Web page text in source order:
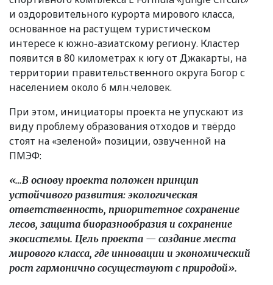
и оздоровительного курорта мирового класса,
основанное на растущем туристическом
интересе к южно-азиатскому региону. Кластер
появится в 80 километрах к югу от Джакарты, на
территории правительственного округа Богор с
населением около 6 млн.человек.
При этом, инициаторы проекта не упускают из
виду проблему образования отходов и твёрдо
стоят на «зеленой» позиции, озвученной на
ПМЭФ:
«…В основу проекта положен принцип
устойчивого развития: экологическая
ответственность, приоритетное сохранение
лесов, защита биоразнообразия и сохранение
экосистемы. Цель проекта — создание места
мирового класса, где инновации и экономический
рост гармонично сосуществуют с природой».